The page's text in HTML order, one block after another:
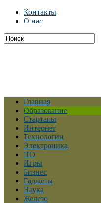
Контакты
О нас
Главная
Образование
Стартапы
Интернет
Технологии
Электроника
ПО
Игры
Бизнес
Гаджеты
Наука
Железо